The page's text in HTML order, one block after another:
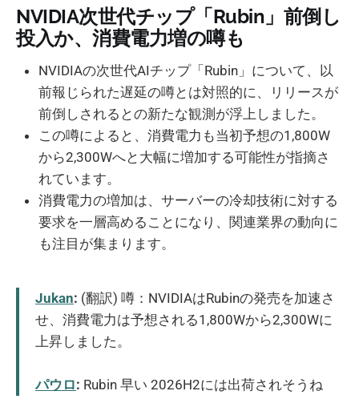
NVIDIA次世代チップ「Rubin」前倒し
投入か、消費電力増の噂も
NVIDIAの次世代AIチップ「Rubin」について、以
前報じられた遅延の噂とは対照的に、リリースが
前倒しされるとの新たな観測が浮上しました。
この噂によると、消費電力も当初予想の1,800W
から2,300Wへと大幅に増加する可能性が指摘さ
れています。
消費電力の増加は、サーバーの冷却技術に対する
要求を一層高めることになり、関連業界の動向に
も注目が集まります。
Jukan: (翻訳) 噂：NVIDIAはRubinの発売を加速さ
せ、消費電力は予想される1,800Wから2,300Wに
上昇しました。
パウロ: Rubin 早い 2026H2には出荷されそうね